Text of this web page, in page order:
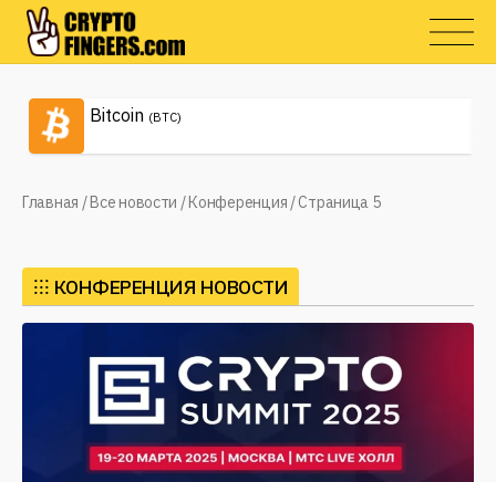
Bitcoin (BTC)
Главная /Все новости /Конференция /Страница 5
⁝⁝⁝ КОНФЕРЕНЦИЯ НОВОСТИ